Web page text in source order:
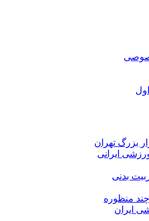
بزرگ تهران
ایرانی
بدنی
منظوره
ایران